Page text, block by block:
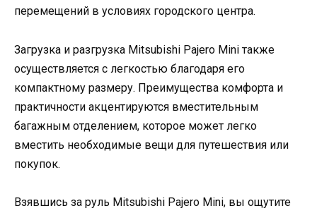
перемещений в условиях городского центра.
Загрузка и разгрузка Mitsubishi Pajero Mini также
осуществляется с легкостью благодаря его
компактному размеру. Преимущества комфорта и
практичности акцентируются вместительным
багажным отделением, которое может легко
вместить необходимые вещи для путешествия или
покупок.
Взявшись за руль Mitsubishi Pajero Mini, вы ощутите